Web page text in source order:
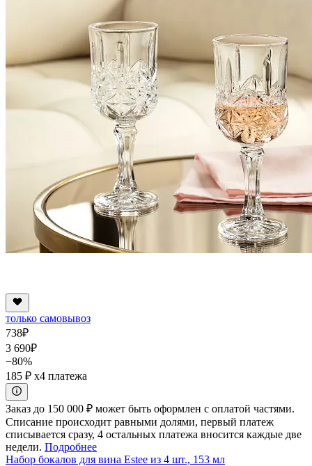
только самовывоз
738₽
3 690₽
−80%
185 ₽ x4 платежа
Заказ до 150 000 ₽ может быть оформлен с оплатой частями.
Списание происходит равными долями, первый платеж
списывается сразу, 4 остальных платежа вносится каждые две
недели. Подробнее
Набор бокалов для вина Estee из 4 шт., 153 мл